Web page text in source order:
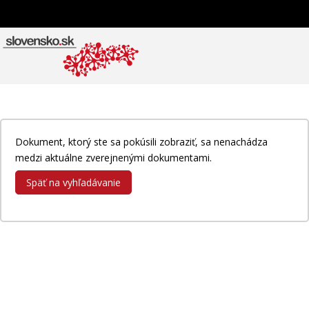
Dokument, ktorý ste sa pokúsili zobraziť, sa nenachádza
medzi aktuálne zverejnenými dokumentami.
Späť na vyhľadávanie